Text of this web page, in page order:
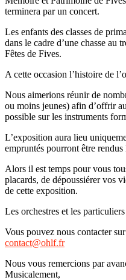
terminera par un concert.
Les enfants des classes de
dans le cadre d’une chasse au
Fêtes de Fives.
A cette occasion l’histoire de
Nous aimerions réunir de
ou moins jeunes) afin d’offrir
possible sur les instruments
L’exposition aura lieu
empruntés pourront être
Alors il est temps pour vous
placards, de dépoussiérer vos
de cette exposition.
Les orchestres et les
Vous pouvez nous contacter
contact@ohlf.fr
Nous vous remercions par
Musicalement,